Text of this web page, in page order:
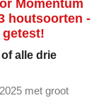
Momentum
houtsoorten -
alle drie
met groot